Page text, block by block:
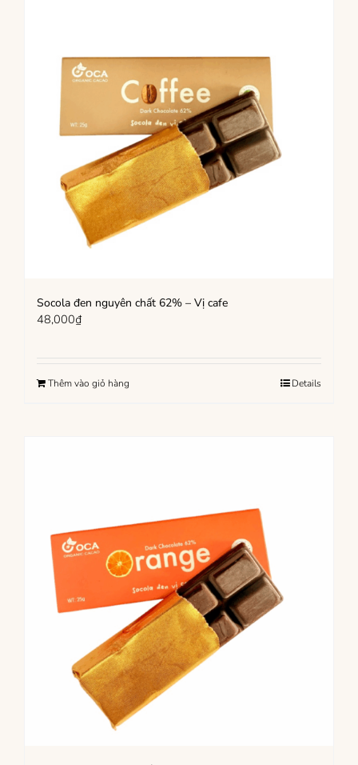
Socola đen nguyên chất 62% – Vị cafe
48,000₫
Thêm vào giỏ hàng Details